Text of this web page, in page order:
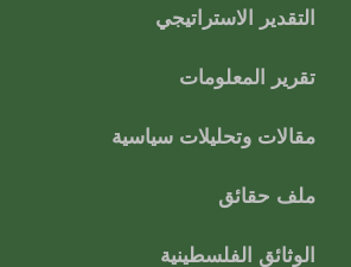
التقدير الاستراتيجي
تقرير المعلومات
مقالات وتحليلات سياسية
ملف حقائق
الوثائق الفلسطينية